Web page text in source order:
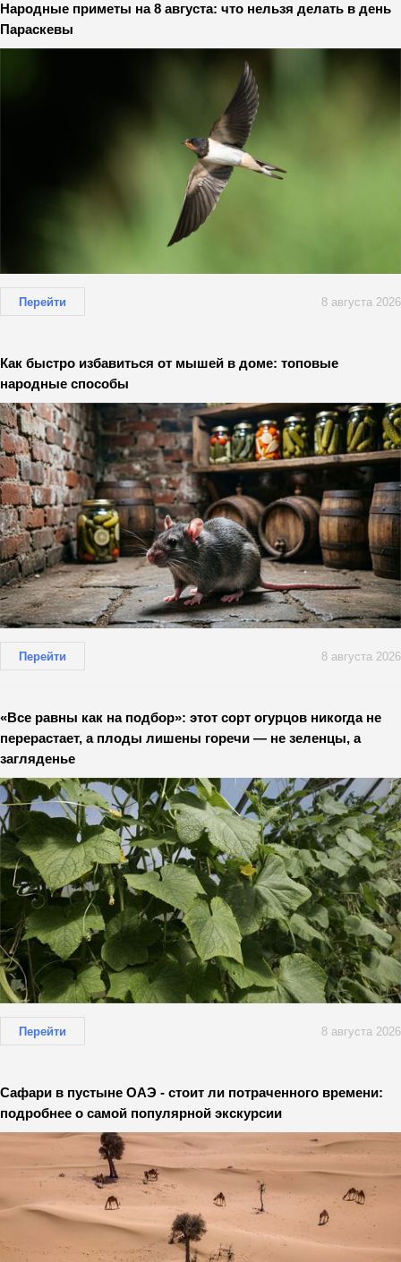
Народные приметы на 8 августа: что нельзя делать в день
Параскевы
Перейти 8 августа 2026
Как быстро избавиться от мышей в доме: топовые
народные способы
Перейти 8 августа 2026
«Все равны как на подбор»: этот сорт огурцов никогда не
перерастает, а плоды лишены горечи — не зеленцы, а
загляденье
Перейти 8 августа 2026
Сафари в пустыне ОАЭ - стоит ли потраченного времени:
подробнее о самой популярной экскурсии